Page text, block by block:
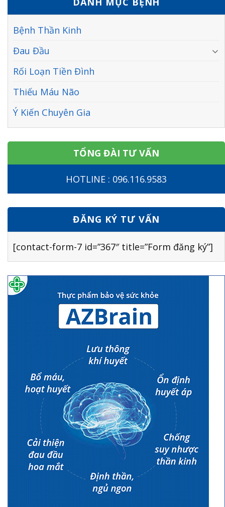
Bệnh Thần Kinh
Đau Đầu
Rối Loạn Tiền Đình
Thiếu Máu Não
Ý Kiến Chuyên Gia
TỔNG ĐÀI TƯ VẤN
HOTLINE : 096.116.9583
ĐĂNG KÝ TƯ VẤN
[contact-form-7 id=”367″ title=”Form đăng ký”]